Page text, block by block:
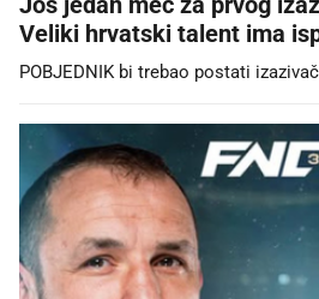
Veliki hrvatski talent ima
POBJEDNIK bi trebao postati